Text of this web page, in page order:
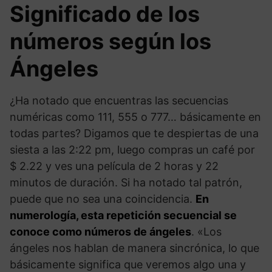
Significado de los
números según los
Ángeles
¿Ha notado que encuentras las secuencias
numéricas como 111, 555 o 777… básicamente en
todas partes? Digamos que te despiertas de una
siesta a las 2:22 pm, luego compras un café por
$ 2.22 y ves una película de 2 horas y 22
minutos de duración. Si ha notado tal patrón,
puede que no sea una coincidencia. En
numerología, esta repetición secuencial se
conoce como números de ángeles. «Los
ángeles nos hablan de manera sincrónica, lo que
básicamente significa que veremos algo una y